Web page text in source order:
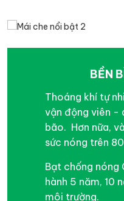
BỀN
Thoáng khí tự
vận động viên -
bão. Hơn nữa,
sức nóng trên
Bạt chống nóng
hành 5 năm, 10
môi trường.